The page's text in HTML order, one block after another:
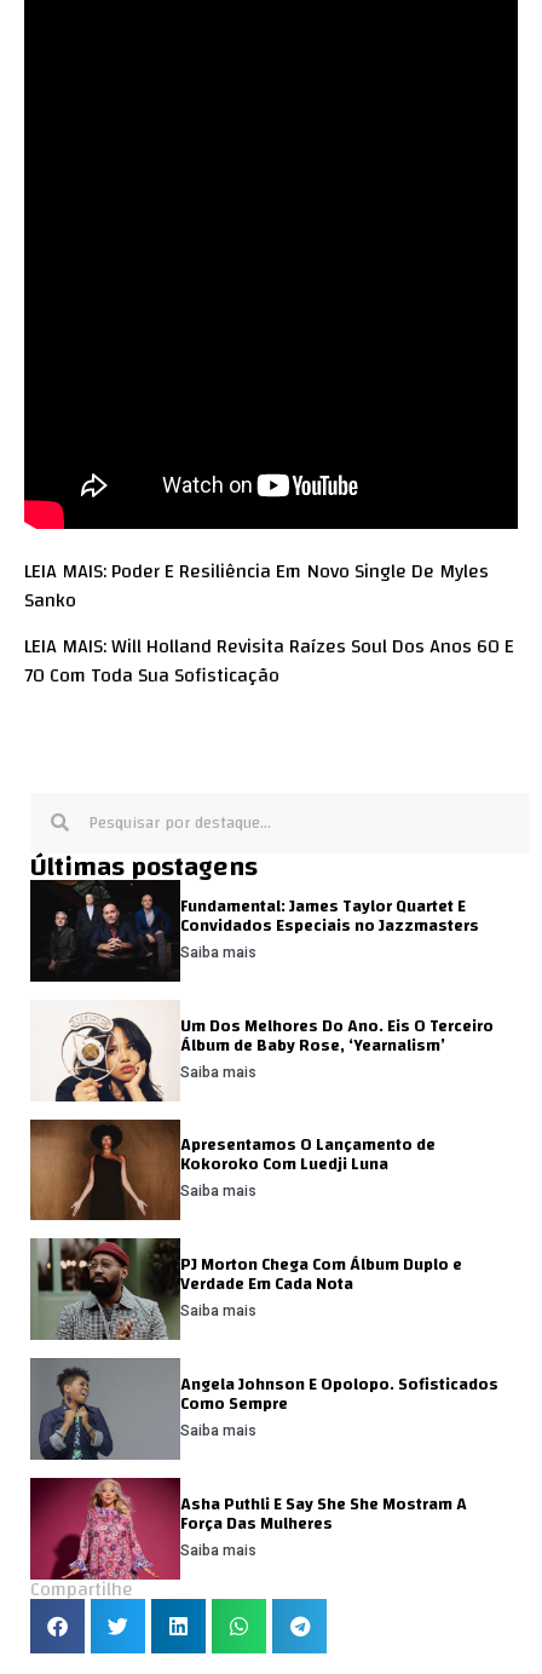
LEIA MAIS: Poder E Resiliência Em Novo Single De Myles
Sanko
LEIA MAIS: Will Holland Revisita Raízes Soul Dos Anos 60 E
70 Com Toda Sua Sofisticação
Últimas postagens
Fundamental: James Taylor Quartet E
Convidados Especiais no Jazzmasters
Saiba mais
Um Dos Melhores Do Ano. Eis O Terceiro
Álbum de Baby Rose, ‘Yearnalism’
Saiba mais
Apresentamos O Lançamento de
Kokoroko Com Luedji Luna
Saiba mais
PJ Morton Chega Com Álbum Duplo e
Verdade Em Cada Nota
Saiba mais
Angela Johnson E Opolopo. Sofisticados
Como Sempre
Saiba mais
Asha Puthli E Say She She Mostram A
Força Das Mulheres
Saiba mais
Compartilhe